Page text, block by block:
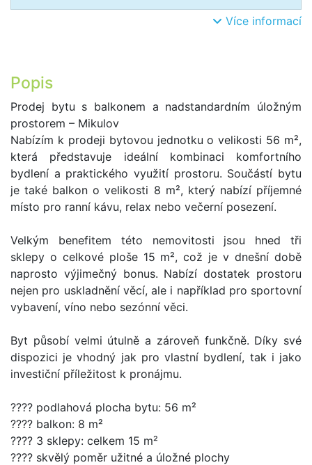
Více informací
Popis
Prodej bytu s balkonem a nadstandardním úložným
prostorem – Mikulov
Nabízím k prodeji bytovou jednotku o velikosti 56 m²,
která představuje ideální kombinaci komfortního
bydlení a praktického využití prostoru. Součástí bytu
je také balkon o velikosti 8 m², který nabízí příjemné
místo pro ranní kávu, relax nebo večerní posezení.
Velkým benefitem této nemovitosti jsou hned tři
sklepy o celkové ploše 15 m², což je v dnešní době
naprosto výjimečný bonus. Nabízí dostatek prostoru
nejen pro uskladnění věcí, ale i například pro sportovní
vybavení, víno nebo sezónní věci.
Byt působí velmi útulně a zároveň funkčně. Díky své
dispozici je vhodný jak pro vlastní bydlení, tak i jako
investiční příležitost k pronájmu.
???? podlahová plocha bytu: 56 m²
???? balkon: 8 m²
???? 3 sklepy: celkem 15 m²
???? skvělý poměr užitné a úložné plochy